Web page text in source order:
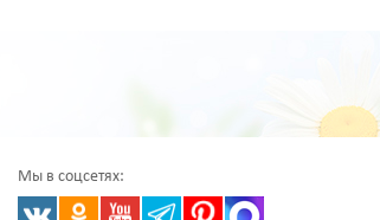
Мы в соцсетях: